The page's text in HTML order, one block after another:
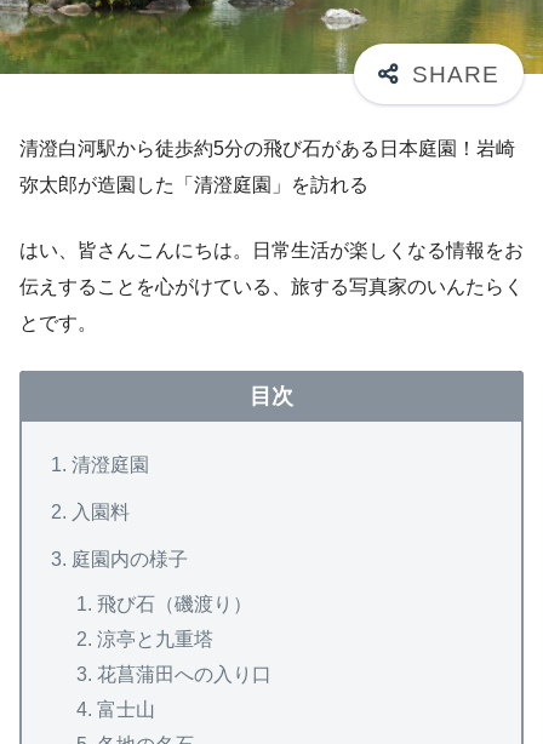
清澄白河駅から徒歩約5分の飛び石がある日本庭園！岩崎
弥太郎が造園した「清澄庭園」を訪れる
はい、皆さんこんにちは。日常生活が楽しくなる情報をお
伝えすることを心がけている、旅する写真家のいんたらく
とです。
目次
清澄庭園
入園料
庭園内の様子
飛び石（磯渡り）
涼亭と九重塔
花菖蒲田への入り口
富士山